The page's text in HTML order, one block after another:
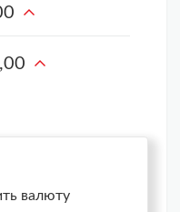
валюту